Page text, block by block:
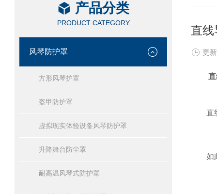
产品分类
PRODUCT CATEGORY
风琴防护罩
方形风琴护罩
盔甲防护罩
虚拟现实体验设备风琴防护罩
升降舞台防尘罩
耐高温风琴式防护罩
/
直
更
直线
如此